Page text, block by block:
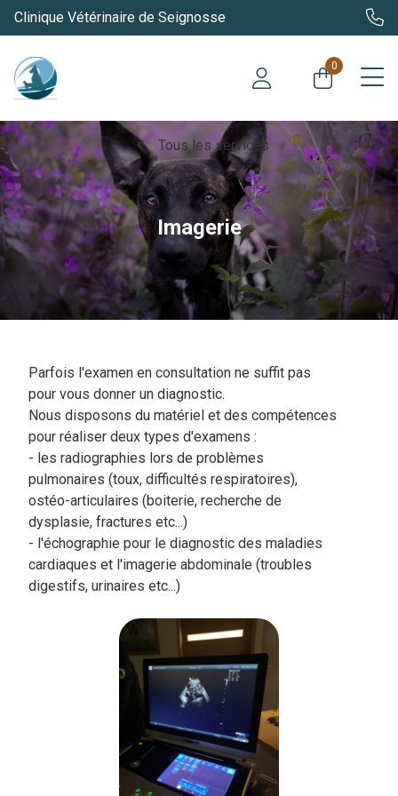
Clinique Vétérinaire de Seignosse
0
chevron_left Tous les services
Imagerie
Parfois l'examen en consultation ne suffit pas
pour vous donner un diagnostic.
Nous disposons du matériel et des compétences
pour réaliser deux types d'examens :
- les radiographies lors de problèmes
pulmonaires (toux, difficultés respiratoires),
ostéo-articulaires (boiterie, recherche de
dysplasie, fractures etc...)
- l'échographie pour le diagnostic des maladies
cardiaques et l'imagerie abdominale (troubles
digestifs, urinaires etc...)